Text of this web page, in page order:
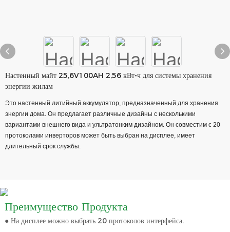
Настенный майт 25,6V100AH 2,56 кВт-ч для системы хранения
энергии жилам
Это настенный литийный аккумулятор, предназначенный для хранения
энергии дома. Он предлагает различные дизайны с несколькими
вариантами внешнего вида и ультратонким дизайном. Он совместим с 20
протоколами инверторов может быть выбран на дисплее, имеет
длительный срок службы.
Преимущество Продукта
● На дисплее можно выбрать 20 протоколов интерфейса.